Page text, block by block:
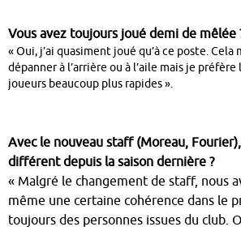
Vous avez toujours joué demi de mêlée
« Oui, j’ai quasiment joué qu’à ce poste. Cela
dépanner à l’arrière ou à l’aile mais je préfère
joueurs beaucoup plus rapides ».
Avec le nouveau staff (Moreau,
différent depuis la saison dernière ?
« Malgré le changement de staff, nous
même une certaine cohérence dans le
toujours des personnes issues du club.